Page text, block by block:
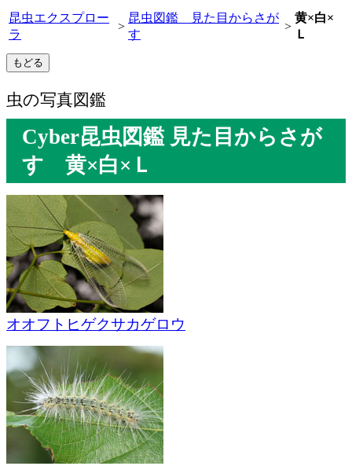
昆虫エクスプロー
ラ
>
昆虫図鑑 見た目からさが
す
>
黄×白×
Ｌ
虫の写真図鑑
Cyber昆虫図鑑 見た目からさが
す 黄×白×Ｌ
オオフトヒゲクサカゲロウ